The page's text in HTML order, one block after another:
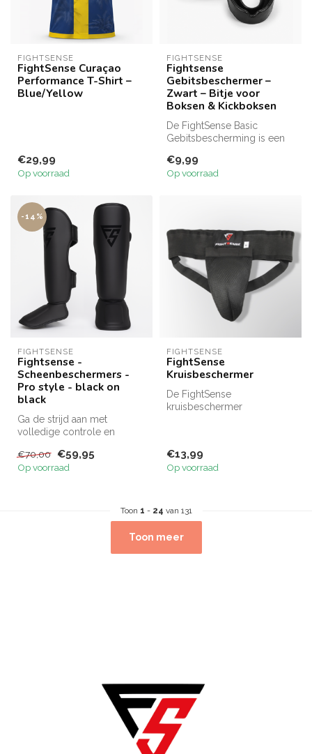
FIGHTSENSE
FightSense Curaçao
Performance T-Shirt –
Blue/Yellow
€29,99
Op voorraad
FIGHTSENSE
Fightsense
Gebitsbeschermer –
Zwart – Bitje voor
Boksen & Kickboksen
De FightSense Basic
Gebitsbescherming is een
iedereen die op...
€9,99
Op voorraad
-14%
FIGHTSENSE
Fightsense -
Scheenbeschermers -
Pro style - black on
black
Ga de strijd aan met
volledige controle en
FightSense DarkStri...
€70,00 €59,95
Op voorraad
FIGHTSENSE
FightSense
Kruisbeschermer
De FightSense
kruisbeschermer
€13,99
Op voorraad
Toon 1 - 24 van 131
Toon meer